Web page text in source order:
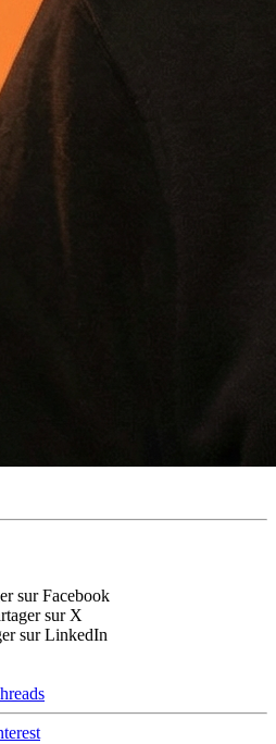
sur Facebook
sur X
sur LinkedIn